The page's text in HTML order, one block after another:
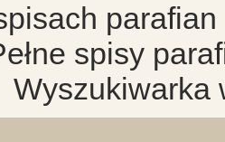
spisy
Wyszukiwarka